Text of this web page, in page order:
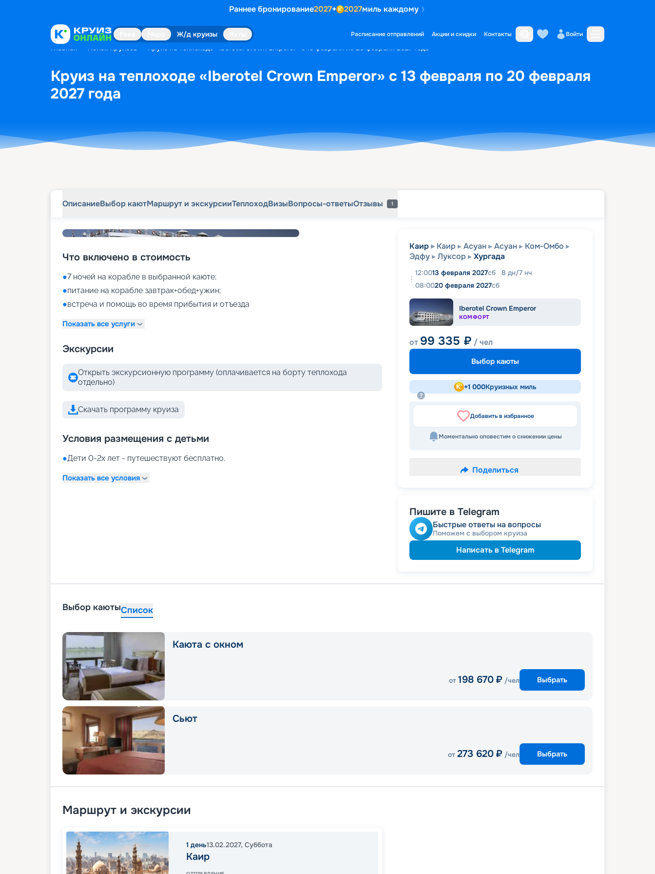
Раннее бронирование2027+ 2027миль каждому
Ж/д круизы Расписание отправлений Акции и скидки Контакты Войти
Главная Поиск круизов Круиз на теплоходе «Iberotel Crown Emperor» с 13 февраля по 20 февраля 2027 года
Круиз на теплоходе «Iberotel Crown Emperor» с 13 февраля по 20 февраля
2027 года
ОписаниеВыбор каютМаршрут и экскурсииТеплоходВизыВопросы-ответыОтзывы 1
Что включено в стоимость
●7 ночей на корабле в выбранной каюте;
●питание на корабле завтрак+обед+ужин;
●встреча и помощь во время прибытия и отъезда
Показать все услуги
Экскурсии
Открыть экскурсионную программу (оплачивается на борту теплохода
отдельно)
Скачать программу круиза
Условия размещения с детьми
●Дети 0-2х лет - путешествуют бесплатно.
Показать все условия
Каир Каир Асуан Асуан
Ком-Омбо
Эдфу
Луксор Хургада
12:0013 февраля 2027сб 8 дн/7 нч
08:0020 февраля 2027сб
Iberotel Crown Emperor
КОМФОРТ
от 99 335 ₽ / чел
Выбор каюты
+1 000Круизных миль
Добавить в избранное
Моментально оповестим о снижении цены
Поделиться
Пишите в Telegram
Быстрые ответы на вопросы
Поможем с выбором круиза
Написать в Telegram
Выбор каютыСписок
Каюта с окном
от 198 670 ₽ /чел Выбрать
Сьют
от 273 620 ₽ /чел Выбрать
Маршрут и экскурсии
1 день13.02.2027, Суббота
Каир